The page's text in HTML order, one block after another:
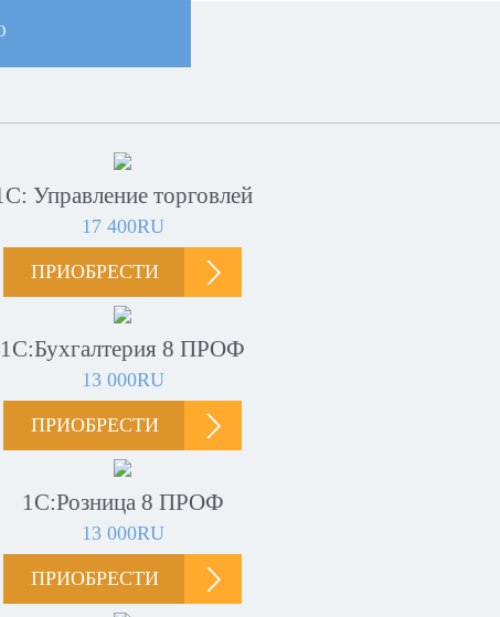
Управление торговлей
17 400RU
ПРИОБРЕСТИ
1С:Бухгалтерия 8 ПРОФ
13 000RU
ПРИОБРЕСТИ
1С:Розница 8 ПРОФ
13 000RU
ПРИОБРЕСТИ